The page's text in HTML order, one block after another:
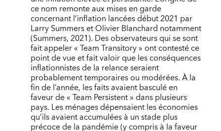
ce nom remonte aux mises en garde
concernant l’inflation lancées début 2021 par
Larry Summers et Olivier Blanchard notamment
(Summers, 2021). Des observateurs qui se sont
fait appeler « Team Transitory » ont contesté ce
point de vue et fait valoir que les conséquences
inflationnistes de la relance seraient
probablement temporaires ou modérées. À la
fin de l’année, les faits avaient basculé en
faveur de « Team Persistent » dans plusieurs
pays. Les ménages dépensaient les économies
qu’ils avaient accumulées à un stade plus
précoce de la pandémie (y compris à la faveur